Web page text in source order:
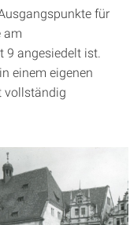
für
am
angesiedelt ist.
einem eigenen
vollständig